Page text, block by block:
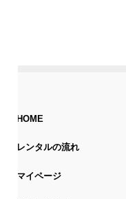
HOME
レンタルの流れ
マイページ